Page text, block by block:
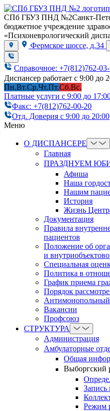
СПб ГБУЗ ПНД №2Санкт-
бюджетное учреждение
«Психоневрологический
Фермское шоссе, д.34
Справочное: +7(812)762-
Диспансер работает с 9:00 до
Пн.Вт.Ср.Чт.Пт.Сб.Вс.
Платные услуги с 9:00 до
Факс: +7(812)762-00-20
Отд. Доверия с 9:00 до 20:00
Меню
О ДИСПАНСЕРЕ
Главная
ПРАЗДНУЕМ
Афиша
Наша
Нашим
История
Жизнь
Документация
Правила
пациентов
Положение об
и
Cпециальная
Политика в
График приема
Порядок
Антимонопольный
Вакансии
Профсоюз
СТРУКТУРА
Администрация
Амбулаторные
Общая
Выборгский
Запись
Режим